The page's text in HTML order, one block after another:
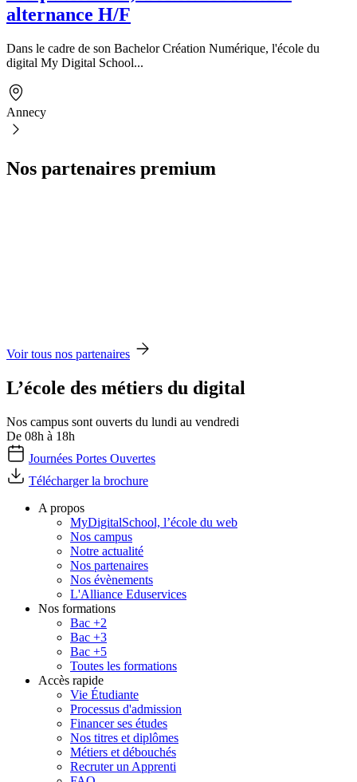
alternance H/F
Dans le cadre de son Bachelor Création Numérique, l'école du
digital My Digital School...
Annecy
Nos partenaires premium
Voir tous nos partenaires
L’école des métiers du digital
Nos campus sont ouverts du lundi au vendredi
De 08h à 18h
Journées Portes Ouvertes
Télécharger la brochure
A propos
MyDigitalSchool, l’école du web
Nos campus
Notre actualité
Nos partenaires
Nos évènements
L'Alliance Eduservices
Nos formations
Bac +2
Bac +3
Bac +5
Toutes les formations
Accès rapide
Vie Étudiante
Processus d'admission
Financer ses études
Nos titres et diplômes
Métiers et débouchés
Recruter un Apprenti